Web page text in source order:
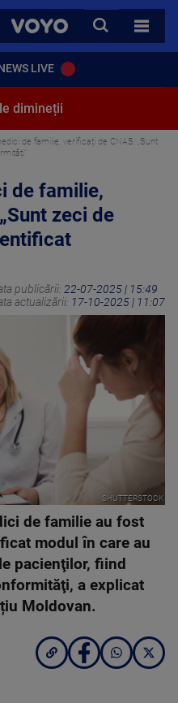
VOYO
CAUTA
TOATE
LIVE
dimineții
de familie, verificați de CNAS. „Sunt
de familie,
zeci de
publicării: 22-07-2025 | 15:49
actualizării: 17-10-2025 | 11:07
SHUTTERSTOCK
de familie au fost
modul în care au
pacienţilor, fiind
a explicat
Moldovan.